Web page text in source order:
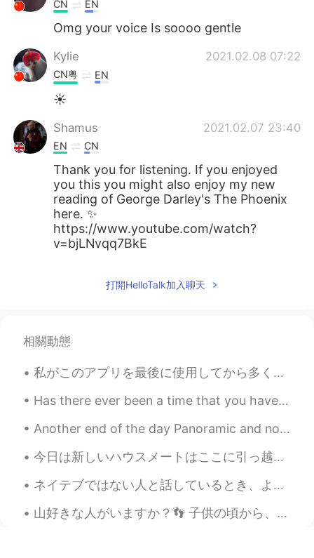
CN EN
Omg your voice Is soooo gentle
Kylie 2021.02.08 07:22
CN粤 EN
☀
Shamus 2021.02.07 23:40
EN CN
Thank you for listening. If you enjoyed
you this you might also enjoy my new
reading of George Darley's The Phoenix
here. ✨
https://www.youtube.com/watch?
v=bjLNvqq7BkE
打開HelloTalk加入聊天
相關動態
私がこのアプリを最後に使用してから多くのことが起こりました。 ２年前の10月、2羽兎が買いました。 今年の１月、大学を卒業しました。それに、前の犬が亡くなりました。とても悲しかったです。 ...
Has there ever been a time that you have been so lonely that you just stayed inside for days and ...
Another end of the day Panoramic and normal shots! Thank you for all the likes I’ve been getting!...
今日は新しいハウスメートはここに引っ越した！ スペイン人だ。 最初に私は英語で話した、けどかれはすぐ日本語で話してた。 ちょっとびっくりしたけど嬉しい！ このハウスでは4人の外国人と1人の日本人...
ネイテブではない人と話しているとき、よく、had betterとかhave to とか使う人が多いと思った。あまりそのときには使わないかもと思っう。あと、何か提案とかするときはcouldを使うが...
山好きな人がいますか？👣 子供の頃から、僕は火山が好きでした。 🌋 僕の大学から大学生が桜島で仕事しました。 僕も、火山で仕事したい。👷 僕の興味から、日本に行きたいて、火山たちを見たい。 ...